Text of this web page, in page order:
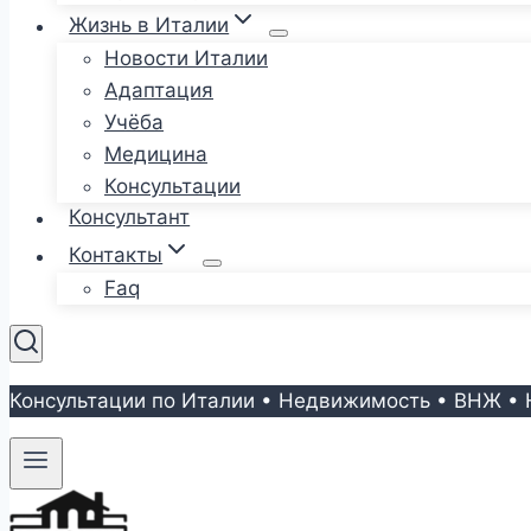
Жизнь в Италии
Новости Италии
Адаптация
Учёба
Медицина
Консультации
Консультант
Контакты
Faq
Консультации по Италии • Недвижимость • ВНЖ •